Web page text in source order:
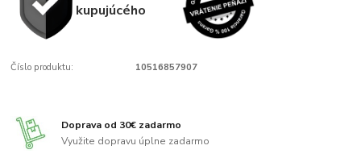
kupujúcého
Číslo produktu: 10516857907
Doprava od 30€ zadarmo
Využite dopravu úplne zadarmo